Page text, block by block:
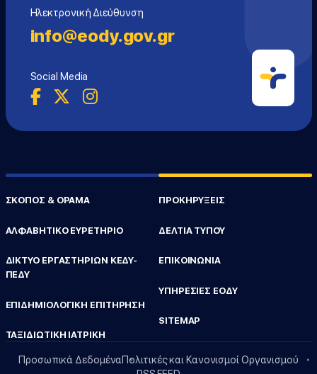
Ηλεκτρονική Διεύθυνση
info@eody.gov.gr
Social Media
ΣΚΟΠΟΣ & ΟΡΑΜΑ
ΑΛΦΑΒΗΤΙΚΟ ΕΥΡΕΤΗΡΙΟ
ΔΙΚΤΥΟ ΕΡΓΑΣΤΗΡΙΩΝ ΚΕΔΥ-
ΠΕΔΥ
ΕΠΙΔΗΜΙΟΛΟΓΙΚΗ ΕΠΙΤΗΡΗΣΗ
ΤΑΞΙΔΙΩΤΙΚΗ ΙΑΤΡΙΚΗ
ΠΡΟΚΗΡΥΞΕΙΣ
ΔΕΛΤΙΑ ΤΥΠΟΥ
ΕΠΙΚΟΙΝΩΝΙΑ
ΥΠΗΡΕΣΙΕΣ ΕΟΔΥ
SITEMAP
Προσωπικά ΔεδομέναΠολιτικές και Κανονισμοί Οργανισμού